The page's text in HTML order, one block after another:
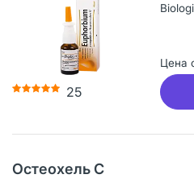
25
Цена
Остеохель С